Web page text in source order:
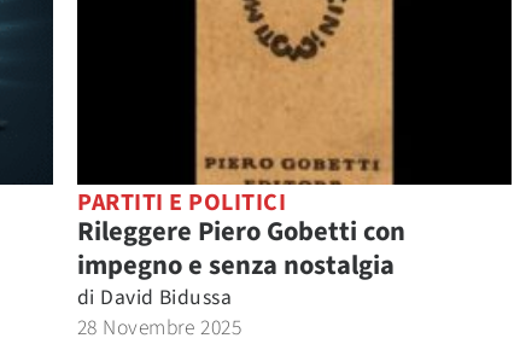
PARTITI E POLITICI
Rileggere Piero Gobetti con
impegno e senza nostalgia
di David Bidussa
28 Novembre 2025